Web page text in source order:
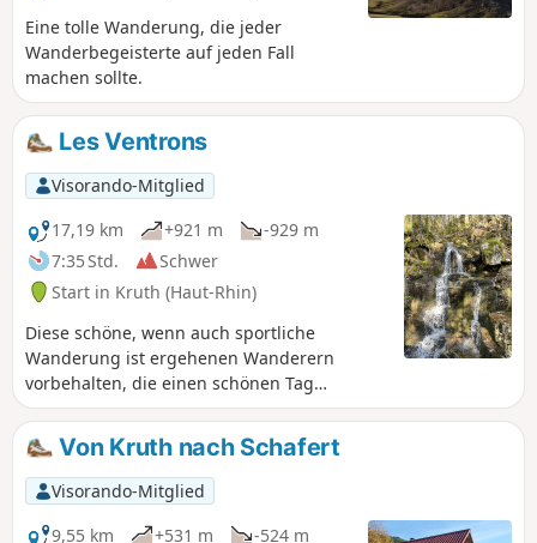
Eine tolle Wanderung, die jeder
Wanderbegeisterte auf jeden Fall
machen sollte.
Les Ventrons
Visorando-Mitglied
17,19 km
+921 m
-929 m
7:35 Std.
Schwer
Start in Kruth (Haut-Rhin)
Diese schöne, wenn auch sportliche
Wanderung ist ergehenen Wanderern
vorbehalten, die einen schönen Tag
verbringen, das Biotop entdecken und
zahlreiche Aussichtspunkte genießen
möchten.
Von Kruth nach Schafert
Visorando-Mitglied
9,55 km
+531 m
-524 m